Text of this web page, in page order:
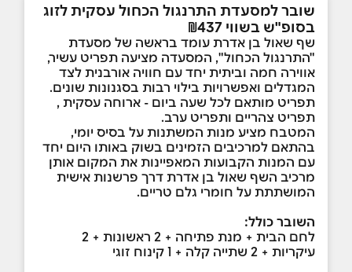
שובר למסעדת התרנגול הכחול עסקית לזוג
בסופ"ש בשווי ₪437
שף שאול בן אדרת עומד בראשה של מסעדת
"התרנגול הכחול", המסעדה מציעה תפריט עשיר,
אווירה חמה וביתית יחד עם חוויה אורבנית לצד
המגדלים ואפשרויות בילוי רבות בסגנונות שונים.
תפריט מותאם לכל שעה ביום - ארוחה עסקית ,
תפריט צהריים ותפריט ערב.
המטבח מציע מנות המשתנות על בסיס יומי,
בהתאם למרכיבים הזמינים בשוק באותו היום יחד
עם המנות הקבועות המאפיינות את המקום אותן
מרכיב השף שאול בן אדרת דרך פרשנות אישית
המושתתת על חומרי גלם טריים.
השובר כולל:
לחם הבית + מנת פתיחה + 2 ראשונות + 2
עיקריות + 2 שתייה קלה + 1 קינוח זוגי